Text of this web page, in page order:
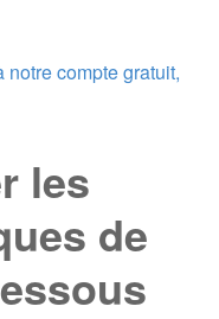
compte gratuit,
les
de